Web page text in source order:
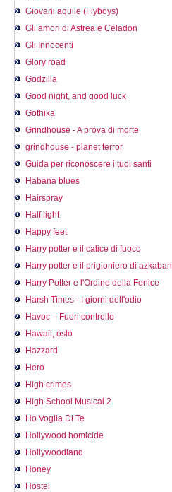
Giovani aquile (Flyboys)
Gli amori di Astrea e Celadon
Gli Innocenti
Glory road
Godzilla
Good night, and good luck
Gothika
Grindhouse - A prova di morte
grindhouse - planet terror
Guida per riconoscere i tuoi santi
Habana blues
Hairspray
Half light
Happy feet
Harry potter e il calice di fuoco
Harry potter e il prigioniero di azkaban
Harry Potter e l'Ordine della Fenice
Harsh Times - I giorni dell'odio
Havoc – Fuori controllo
Hawaii, oslo
Hazzard
Hero
High crimes
High School Musical 2
Ho Voglia Di Te
Hollywood homicide
Hollywoodland
Honey
Hostel